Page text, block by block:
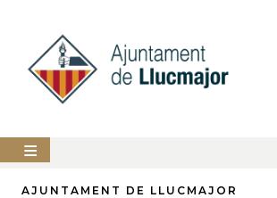
contingut
AJUNTAMENT
AJUNTAMENT DE LLUCMAJOR